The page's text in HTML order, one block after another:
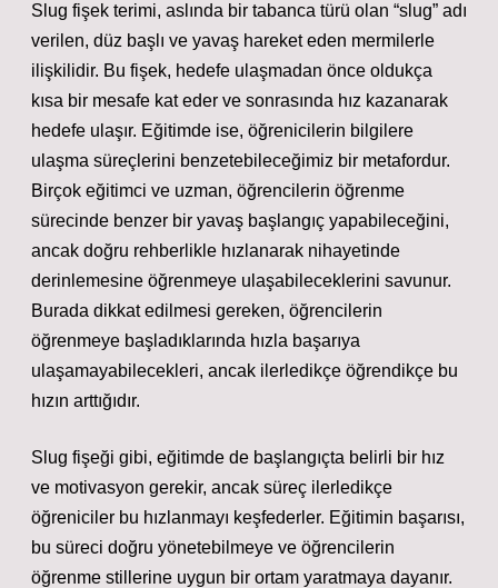
Slug fişek terimi, aslında bir tabanca türü olan “slug” adı
verilen, düz başlı ve yavaş hareket eden mermilerle
ilişkilidir. Bu fişek, hedefe ulaşmadan önce oldukça
kısa bir mesafe kat eder ve sonrasında hız kazanarak
hedefe ulaşır. Eğitimde ise, öğrenicilerin bilgilere
ulaşma süreçlerini benzetebileceğimiz bir metafordur.
Birçok eğitimci ve uzman, öğrencilerin öğrenme
sürecinde benzer bir yavaş başlangıç yapabileceğini,
ancak doğru rehberlikle hızlanarak nihayetinde
derinlemesine öğrenmeye ulaşabileceklerini savunur.
Burada dikkat edilmesi gereken, öğrencilerin
öğrenmeye başladıklarında hızla başarıya
ulaşamayabilecekleri, ancak ilerledikçe öğrendikçe bu
hızın arttığıdır.
Slug fişeği gibi, eğitimde de başlangıçta belirli bir hız
ve motivasyon gerekir, ancak süreç ilerledikçe
öğreniciler bu hızlanmayı keşfederler. Eğitimin başarısı,
bu süreci doğru yönetebilmeye ve öğrencilerin
öğrenme stillerine uygun bir ortam yaratmaya dayanır.